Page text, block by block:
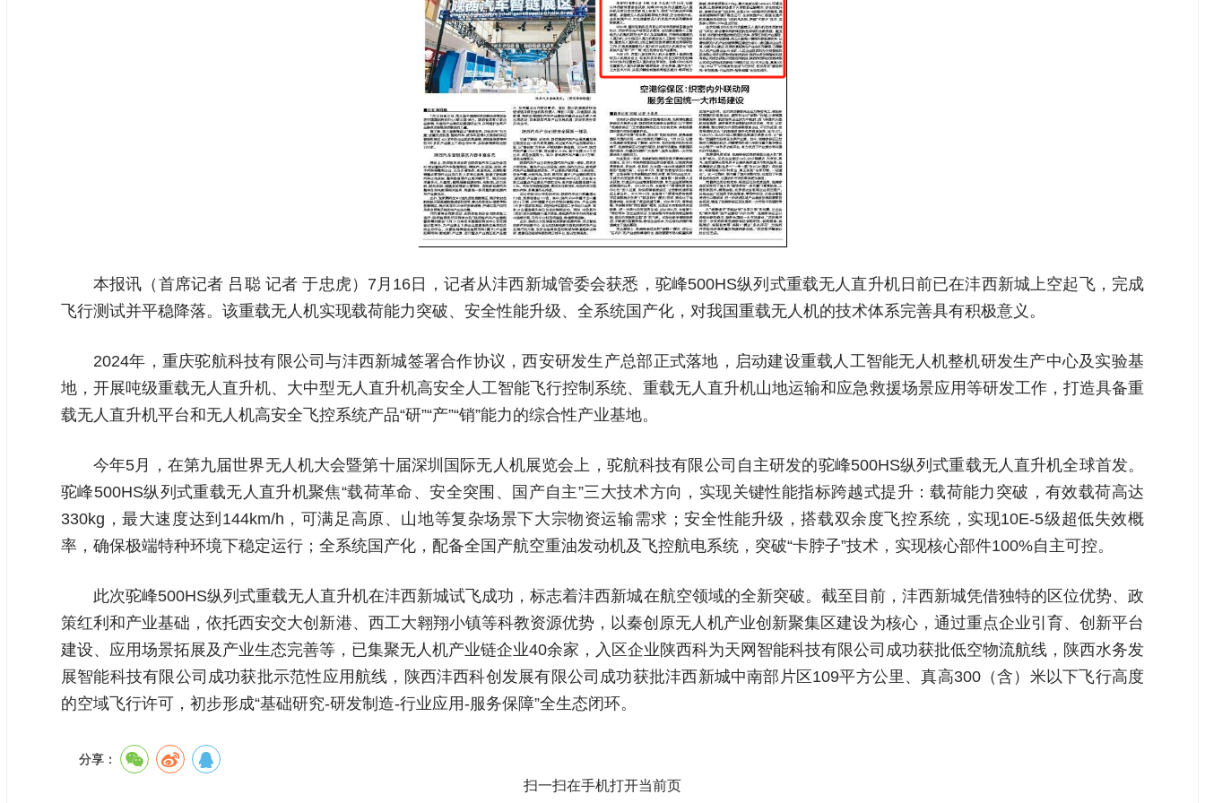
本报讯（首席记者 吕聪 记者 于忠虎）7月16日，记者从沣西新城管委会获悉，驼峰500HS纵列式重载无人直升机日前已在沣西新城上空起飞，完成
飞行测试并平稳降落。该重载无人机实现载荷能力突破、安全性能升级、全系统国产化，对我国重载无人机的技术体系完善具有积极意义。
2024年，重庆驼航科技有限公司与沣西新城签署合作协议，西安研发生产总部正式落地，启动建设重载人工智能无人机整机研发生产中心及实验基
地，开展吨级重载无人直升机、大中型无人直升机高安全人工智能飞行控制系统、重载无人直升机山地运输和应急救援场景应用等研发工作，打造具备重
载无人直升机平台和无人机高安全飞控系统产品“研”“产”“销”能力的综合性产业基地。
今年5月，在第九届世界无人机大会暨第十届深圳国际无人机展览会上，驼航科技有限公司自主研发的驼峰500HS纵列式重载无人直升机全球首发。
驼峰500HS纵列式重载无人直升机聚焦“载荷革命、安全突围、国产自主”三大技术方向，实现关键性能指标跨越式提升：载荷能力突破，有效载荷高达
330kg，最大速度达到144km/h，可满足高原、山地等复杂场景下大宗物资运输需求；安全性能升级，搭载双余度飞控系统，实现10E-5级超低失效概
率，确保极端特种环境下稳定运行；全系统国产化，配备全国产航空重油发动机及飞控航电系统，突破“卡脖子”技术，实现核心部件100%自主可控。
此次驼峰500HS纵列式重载无人直升机在沣西新城试飞成功，标志着沣西新城在航空领域的全新突破。截至目前，沣西新城凭借独特的区位优势、政
策红利和产业基础，依托西安交大创新港、西工大翱翔小镇等科教资源优势，以秦创原无人机产业创新聚集区建设为核心，通过重点企业引育、创新平台
建设、应用场景拓展及产业生态完善等，已集聚无人机产业链企业40余家，入区企业陕西科为天网智能科技有限公司成功获批低空物流航线，陕西水务发
展智能科技有限公司成功获批示范性应用航线，陕西沣西科创发展有限公司成功获批沣西新城中南部片区109平方公里、真高300（含）米以下飞行高度
的空域飞行许可，初步形成“基础研究-研发制造-行业应用-服务保障”全生态闭环。
分享：
扫一扫在手机打开当前页